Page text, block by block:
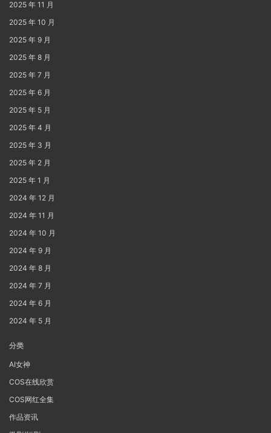
2025 年 11 月
2025 年 10 月
2025 年 9 月
2025 年 8 月
2025 年 7 月
2025 年 6 月
2025 年 5 月
2025 年 4 月
2025 年 3 月
2025 年 2 月
2025 年 1 月
2024 年 12 月
2024 年 11 月
2024 年 10 月
2024 年 9 月
2024 年 8 月
2024 年 7 月
2024 年 6 月
2024 年 5 月
分类
AI女神
COS在线欣赏
COS网红全集
作品资讯